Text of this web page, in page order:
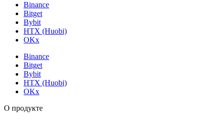
Binance
Bitget
Bybit
HTX (Huobi)
OKx
Binance
Bitget
Bybit
HTX (Huobi)
OKx
О продукте